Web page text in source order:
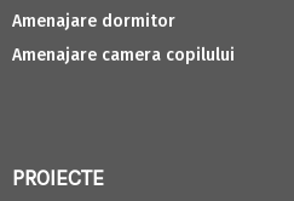
Amenajare dormitor
Amenajare camera copilului
PROIECTE